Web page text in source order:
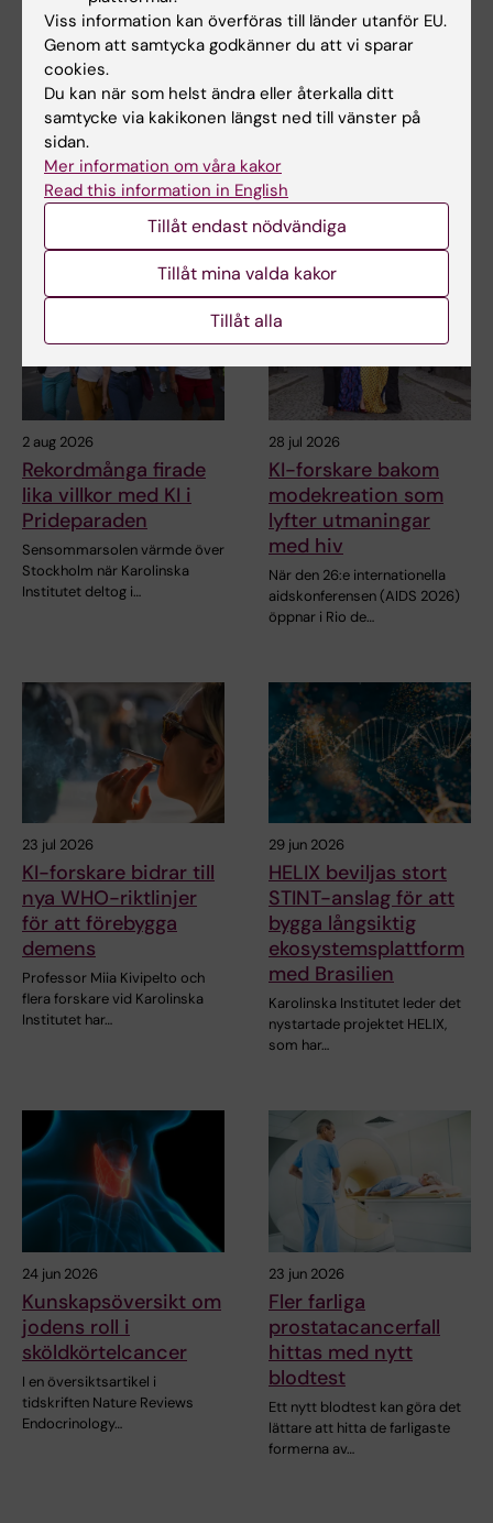
7 aug 2026
Celler i tumörens
mikromiljö kan
påverka
hormonbehandling
Vilka celler som finns i en
bröstcancertumörs mikromiljö
kan ha betydelse…
5 aug 2026
täta kontroller av
barn med ärftlig
Barn med en ärftlig variant i
genen TP53 följer i hög grad
2 aug 2026
Rekordmånga firade
lika villkor med KI i
Prideparaden
Sensommarsolen värmde över
Stockholm när Karolinska
Institutet deltog i…
28 jul 2026
KI-forskare bakom
modekreation som
lyfter utmaningar
med hiv
När den 26:e internationella
aidskonferensen (AIDS 2026)
öppnar i Rio de…
23 jul 2026
KI-forskare bidrar till
nya WHO-riktlinjer
för att förebygga
demens
Professor Miia Kivipelto och
flera forskare vid Karolinska
Institutet har…
29 jun 2026
HELIX beviljas stort
STINT-anslag för att
bygga långsiktig
ekosystemsplattform
med Brasilien
Karolinska Institutet leder det
nystartade projektet HELIX,
som har…
24 jun 2026
Kunskapsöversikt om
jodens roll i
sköldkörtelcancer
I en översiktsartikel i
tidskriften Nature Reviews
Endocrinology…
23 jun 2026
Fler farliga
prostatacancerfall
hittas med nytt
blodtest
Ett nytt blodtest kan göra det
lättare att hitta de farligaste
formerna av…
Viss information kan överföras till länder utanför EU.
Genom att samtycka godkänner du att vi sparar
cookies.
Du kan när som helst ändra eller återkalla ditt
samtycke via kakikonen längst ned till vänster på
sidan.
Mer information om våra kakor
Read this information in English
Tillåt endast nödvändiga
Tillåt mina valda kakor
Tillåt alla